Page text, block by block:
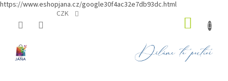
https://www.eshopjana.cz/google30f4ac32e7db93dc.html
CZK